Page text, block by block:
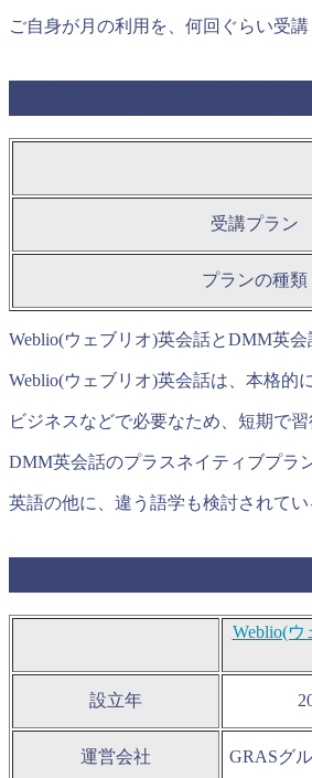
ご自身が月の利用を、何回ぐらい受
受講プラン
プランの種類
Weblio(ウェブリオ)英会話とDMM英
Weblio(ウェブリオ)英会話は、本格的
ビジネスなどで必要なため、短期で
DMM英会話のプラスネイティブプラ
英語の他に、違う語学も検討されて
Weblio(
設立年
運営会社 GRASグ